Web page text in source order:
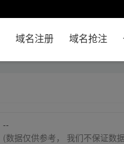
域名注册 域名抢注
--
(数据仅供参考， 我们不保证数